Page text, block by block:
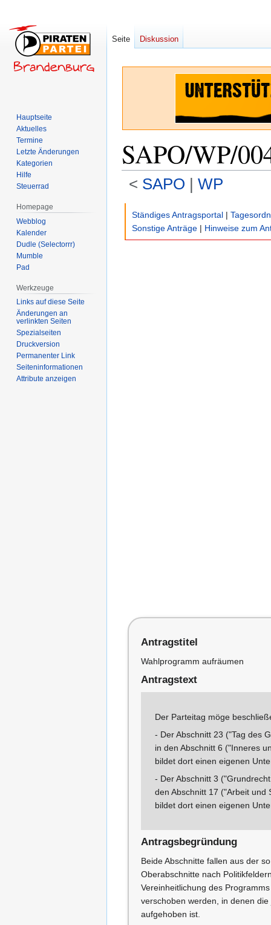
SAPO/WP/
< SAPO ‎ | WP
Navigation
Ständiges Antragsportal |
Sonstige Anträge | Hinweise zum
Antragstitel
Wahlprogramm aufräumen
Antragstext
Der Parteitag möge
- Der Abschnitt 23 ("Tag des
in den Abschnitt 6 ("Inneres
bildet dort einen eigenen
- Der Abschnitt 3
den Abschnitt 17 ("Arbeit und
bildet dort einen eigenen
Antragsbegründung
Beide Abschnitte fallen aus der
Oberabschnitte nach
Vereinheitlichung des
verschoben werden, in denen
aufgehoben ist.
Seite Diskussion
Hauptseite
Aktuelles
Termine
Letzte Änderungen
Kategorien
Hilfe
Steuerrad
Homepage
Webblog
Kalender
Dudle (Selectorrr)
Mumble
Pad
Werkzeuge
Links auf diese Seite
Änderungen an
verlinkten Seiten
Spezialseiten
Druckversion
Permanenter Link
Seiten­­informationen
Attribute anzeigen